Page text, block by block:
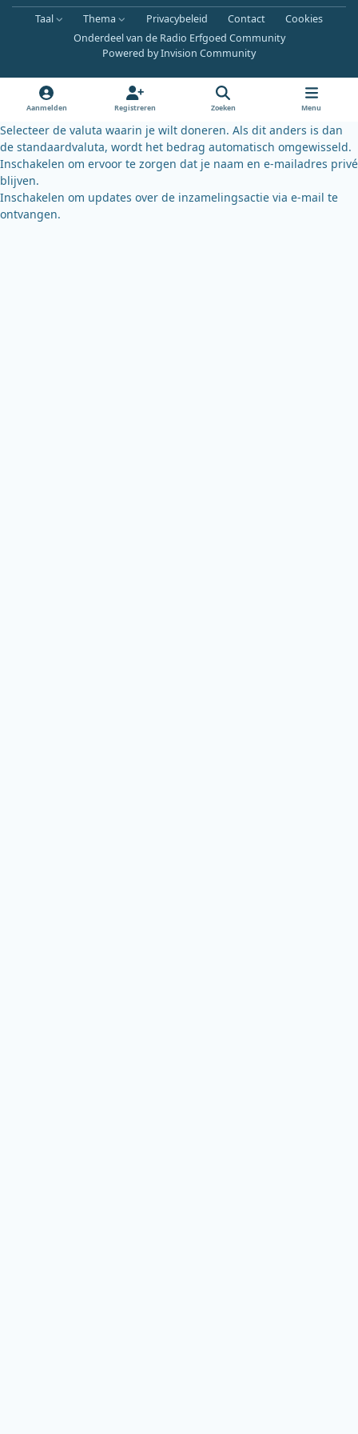
a
c
e
o
k
o
u
b
l
u
k
y
Taal Thema Privacybeleid Contact
Cookies
Onderdeel van de Radio Erfgoed Community
Powered byInvision Community
Aanmelden Registreren Zoeken Menu
Selecteer de valuta waarin je wilt doneren. Als dit anders is dan
de standaardvaluta, wordt het bedrag automatisch omgewisseld.
Inschakelen om ervoor te zorgen dat je naam en e-mailadres privé
blijven.
Inschakelen om updates over de inzamelingsactie via e-mail te
ontvangen.